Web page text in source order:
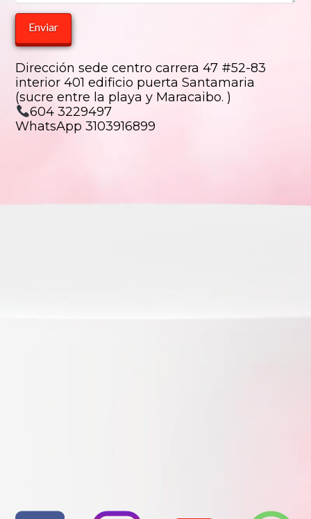
Dirección sede centro carrera 47 #52-83
interior 401 edificio puerta Santamaria
(sucre entre la playa y Maracaibo. )
604 3229497
WhatsApp 3103916899